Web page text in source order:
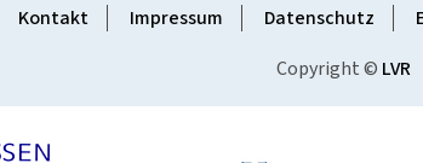
Kontakt Impressum Datenschutz
Copyright © LVR